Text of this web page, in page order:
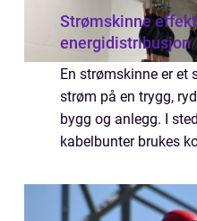
Strømskinne effektiv og fleksibel
energidistribusjon
En strømskinne er et
strøm på en trygg,
bygg og anlegg. I
kabelbunter brukes
trafoer, generatorer